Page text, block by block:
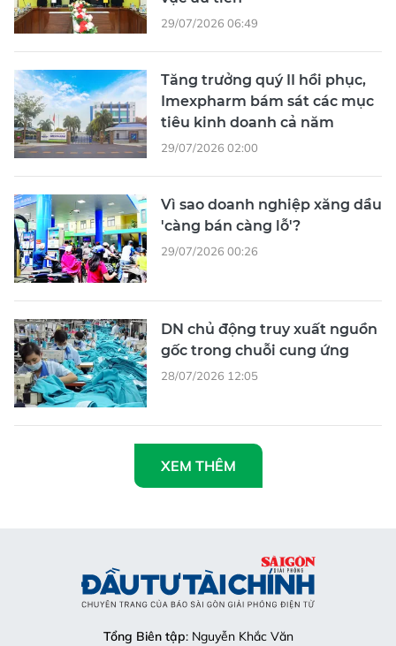
29/07/2026 06:49
Tăng trưởng quý II hồi phục,
Imexpharm bám sát các mục
tiêu kinh doanh cả năm
29/07/2026 02:00
Vì sao doanh nghiệp xăng dầu
'càng bán càng lỗ'?
29/07/2026 00:26
DN chủ động truy xuất nguồn
gốc trong chuỗi cung ứng
28/07/2026 12:05
XEM THÊM
Tổng Biên tập: Nguyễn Khắc Văn